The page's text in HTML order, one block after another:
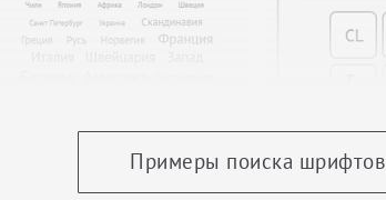
Примеры поиска шрифтов